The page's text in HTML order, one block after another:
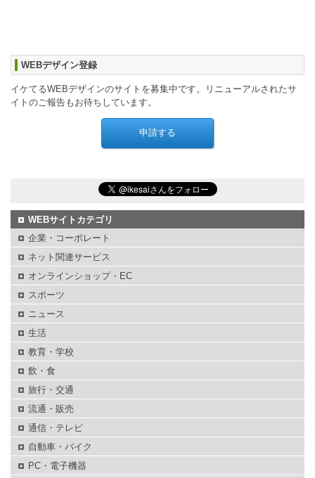
WEBデザイン登録
イケてるWEBデザインのサイトを募集中です。リニューアルされたサ
イトのご報告もお待ちしています。
WEBサイトカテゴリ
企業・コーポレート
ネット関連サービス
オンラインショップ・EC
スポーツ
ニュース
生活
教育・学校
飲・食
旅行・交通
流通・販売
通信・テレビ
自動車・バイク
PC・電子機器